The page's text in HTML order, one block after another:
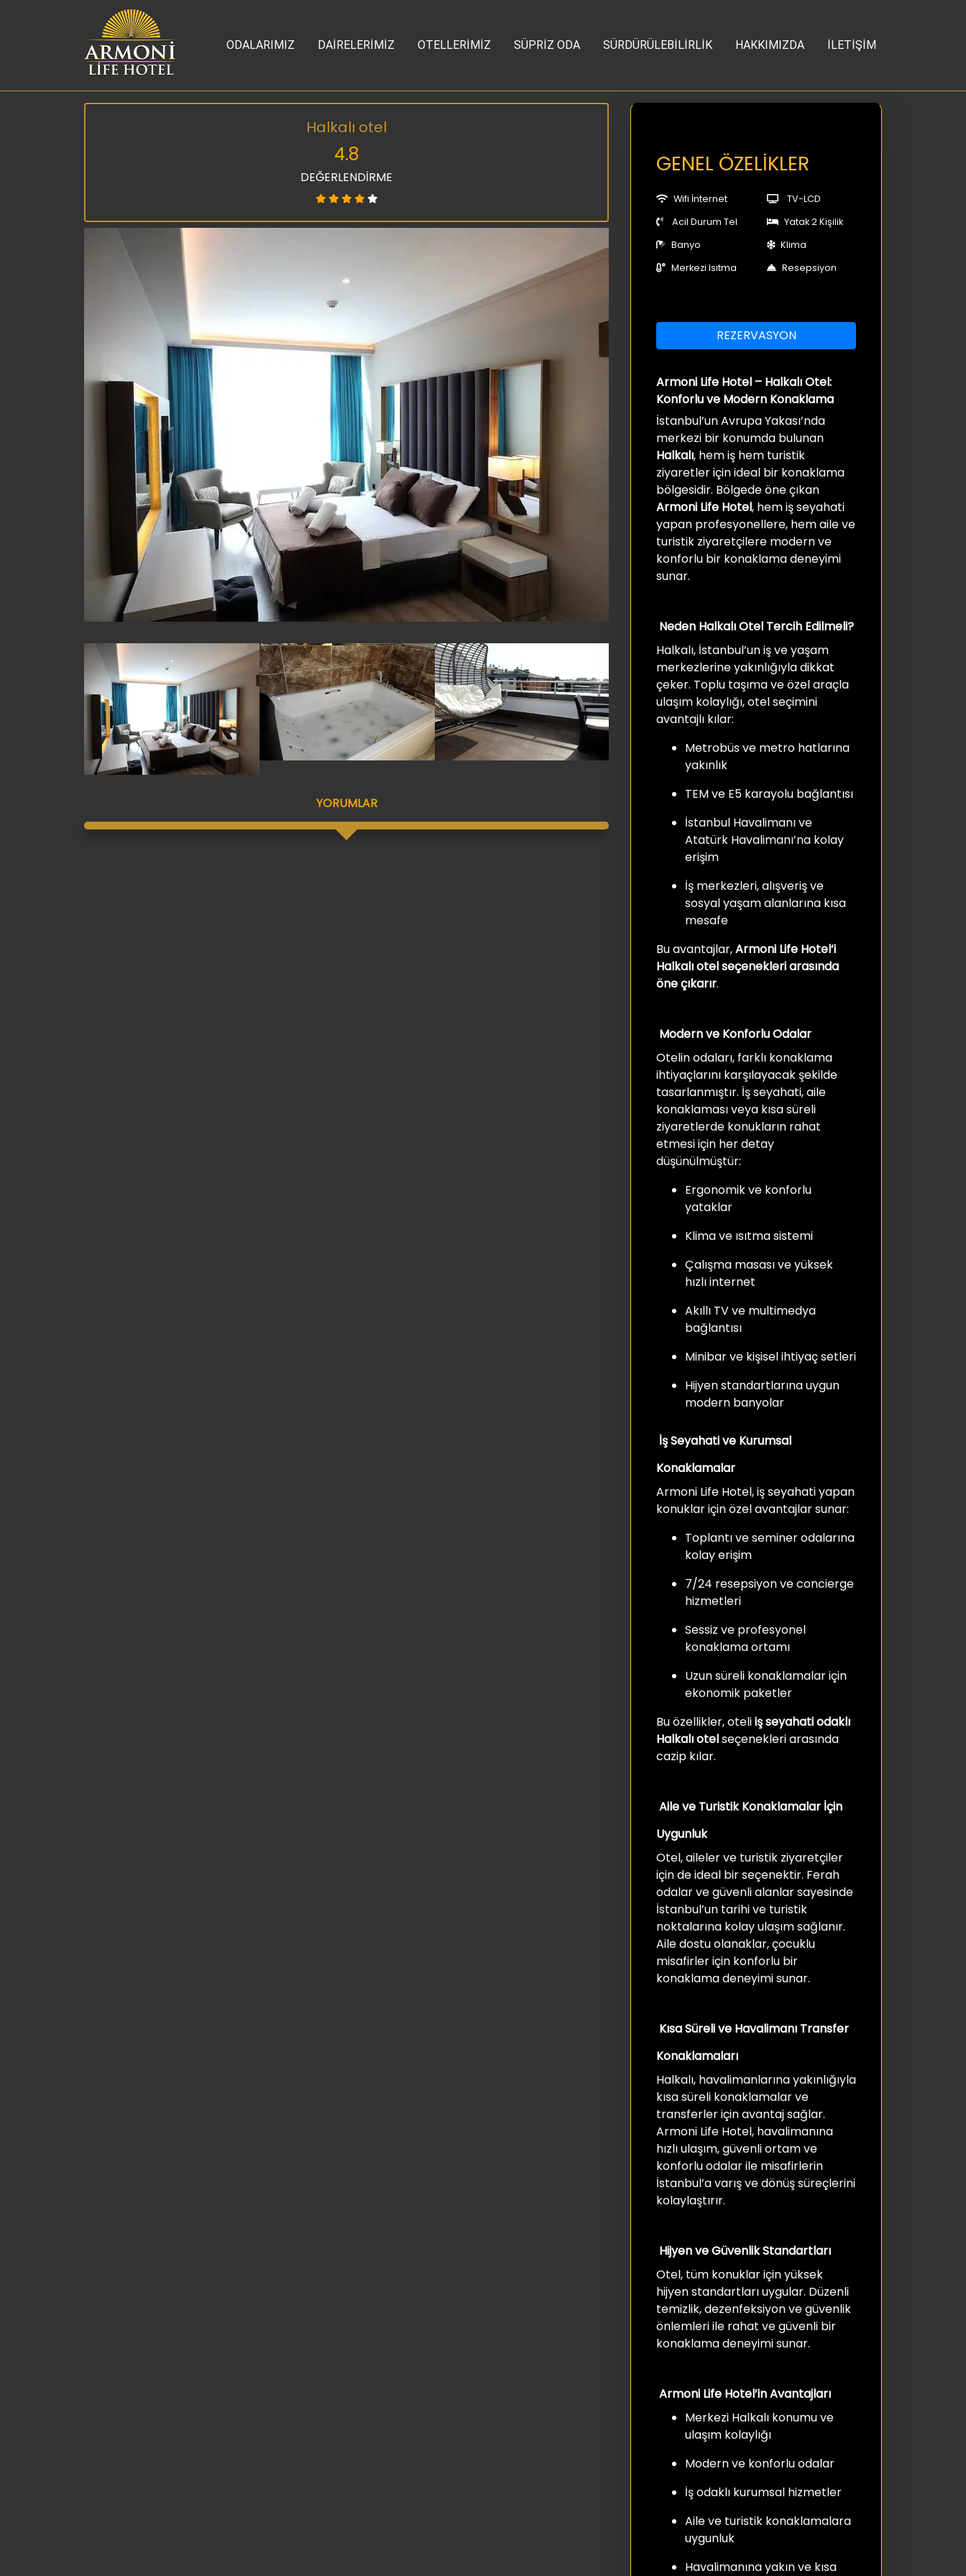
ODALARIMIZ DAİRELERİMİZ OTELLERİMİZ SÜPRİZ ODA SÜRDÜRÜLEBİLİRLİK HAKKIMIZDA İLETİŞİM
Halkalı otel
4.8
DEĞERLENDİRME
YORUMLAR
GENEL ÖZELİKLER
Wifi İnternet
TV-LCD
Acil Durum Tel
Yatak 2 Kişilik
Banyo
Klima
Merkezi Isıtma
Resepsiyon
REZERVASYON
Armoni Life Hotel – Halkalı Otel:
Konforlu ve Modern Konaklama
İstanbul’un Avrupa Yakası’nda
merkezi bir konumda bulunan
Halkalı, hem iş hem turistik
ziyaretler için ideal bir konaklama
bölgesidir. Bölgede öne çıkan
Armoni Life Hotel, hem iş seyahati
yapan profesyonellere, hem aile ve
turistik ziyaretçilere modern ve
konforlu bir konaklama deneyimi
sunar.
Neden Halkalı Otel Tercih Edilmeli?
Halkalı, İstanbul’un iş ve yaşam
merkezlerine yakınlığıyla dikkat
çeker. Toplu taşıma ve özel araçla
ulaşım kolaylığı, otel seçimini
avantajlı kılar:
Metrobüs ve metro hatlarına
yakınlık
TEM ve E5 karayolu bağlantısı
İstanbul Havalimanı ve
Atatürk Havalimanı’na kolay
erişim
İş merkezleri, alışveriş ve
sosyal yaşam alanlarına kısa
mesafe
Bu avantajlar,Armoni Life Hotel’i
Halkalı otel seçenekleri arasında
öne çıkarır.
Modern ve Konforlu Odalar
Otelin odaları, farklı konaklama
ihtiyaçlarını karşılayacak şekilde
tasarlanmıştır. İş seyahati, aile
konaklaması veya kısa süreli
ziyaretlerde konukların rahat
etmesi için her detay
düşünülmüştür:
Ergonomik ve konforlu
yataklar
Klima ve ısıtma sistemi
Çalışma masası ve yüksek
hızlı internet
Akıllı TV ve multimedya
bağlantısı
Minibar ve kişisel ihtiyaç setleri
Hijyen standartlarına uygun
modern banyolar
İş Seyahati ve Kurumsal
Konaklamalar
Armoni Life Hotel, iş seyahati yapan
konuklar için özel avantajlar sunar:
Toplantı ve seminer odalarına
kolay erişim
7/24 resepsiyon ve concierge
hizmetleri
Sessiz ve profesyonel
konaklama ortamı
Uzun süreli konaklamalar için
ekonomik paketler
Bu özellikler, oteliiş seyahati odaklı
Halkalı otelseçenekleri arasında
cazip kılar.
Aile ve Turistik Konaklamalar İçin
Uygunluk
Otel, aileler ve turistik ziyaretçiler
için de ideal bir seçenektir. Ferah
odalar ve güvenli alanlar sayesinde
İstanbul’un tarihi ve turistik
noktalarına kolay ulaşım sağlanır.
Aile dostu olanaklar, çocuklu
misafirler için konforlu bir
konaklama deneyimi sunar.
Kısa Süreli ve Havalimanı Transfer
Konaklamaları
Halkalı, havalimanlarına yakınlığıyla
kısa süreli konaklamalar ve
transferler için avantaj sağlar.
Armoni Life Hotel, havalimanına
hızlı ulaşım, güvenli ortam ve
konforlu odalar ile misafirlerin
İstanbul’a varış ve dönüş süreçlerini
kolaylaştırır.
Hijyen ve Güvenlik Standartları
Otel, tüm konuklar için yüksek
hijyen standartları uygular. Düzenli
temizlik, dezenfeksiyon ve güvenlik
önlemleri ile rahat ve güvenli bir
konaklama deneyimi sunar.
Armoni Life Hotel’in Avantajları
Merkezi Halkalı konumu ve
ulaşım kolaylığı
Modern ve konforlu odalar
İş odaklı kurumsal hizmetler
Aile ve turistik konaklamalara
uygunluk
Havalimanına yakın ve kısa